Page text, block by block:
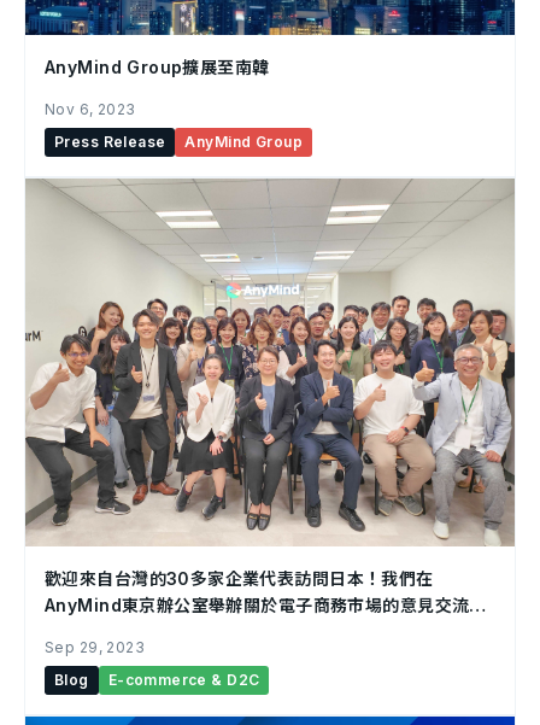
AnyMind Group擴展至南韓
Nov 6, 2023
Press Release
AnyMind Group
歡迎來自台灣的30多家企業代表訪問日本！我們在
AnyMind東京辦公室舉辦關於電子商務市場的意見交流
Sep 29, 2023
Blog
E-commerce & D2C